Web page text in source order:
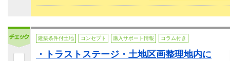
建築条件付土地 コンセプト 購入サポート情報 コラム付き
・トラストステージ・土地区画整理地内に